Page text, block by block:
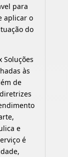
para
aplicar o
do
às
de
e
é